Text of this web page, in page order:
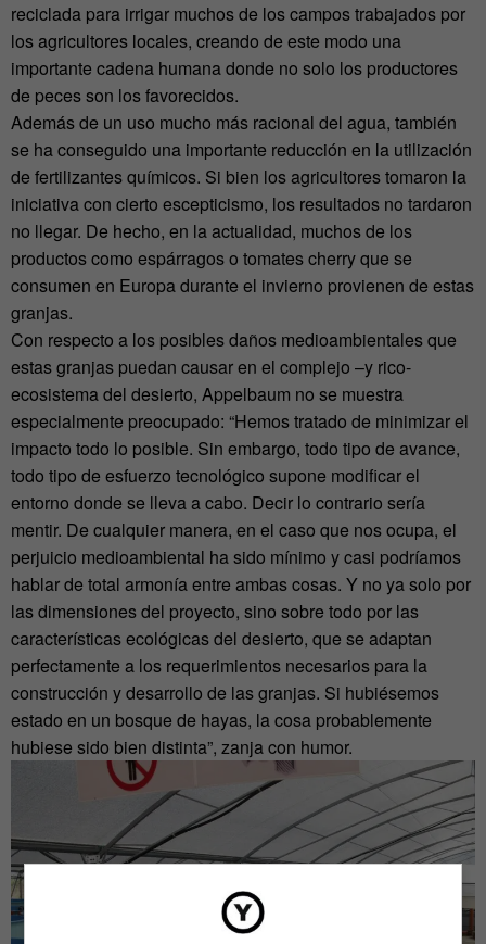
reciclada para irrigar muchos de los campos trabajados por
los agricultores locales, creando de este modo una
importante cadena humana donde no solo los productores
de peces son los favorecidos.
Además de un uso mucho más racional del agua, también
se ha conseguido una importante reducción en la utilización
de fertilizantes químicos. Si bien los agricultores tomaron la
iniciativa con cierto escepticismo, los resultados no tardaron
no llegar. De hecho, en la actualidad, muchos de los
productos como espárragos o tomates cherry que se
consumen en Europa durante el invierno provienen de estas
granjas.
Con respecto a los posibles daños medioambientales que
estas granjas puedan causar en el complejo –y rico-
ecosistema del desierto, Appelbaum no se muestra
especialmente preocupado: “Hemos tratado de minimizar el
impacto todo lo posible. Sin embargo, todo tipo de avance,
todo tipo de esfuerzo tecnológico supone modificar el
entorno donde se lleva a cabo. Decir lo contrario sería
mentir. De cualquier manera, en el caso que nos ocupa, el
perjuicio medioambiental ha sido mínimo y casi podríamos
hablar de total armonía entre ambas cosas. Y no ya solo por
las dimensiones del proyecto, sino sobre todo por las
características ecológicas del desierto, que se adaptan
perfectamente a los requerimientos necesarios para la
construcción y desarrollo de las granjas. Si hubiésemos
estado en un bosque de hayas, la cosa probablemente
hubiese sido bien distinta”, zanja con humor.